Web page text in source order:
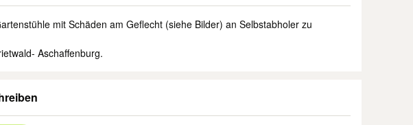
mit Schäden am Geflecht (siehe Bilder) an Selbstabholer zu
Aschaffenburg.